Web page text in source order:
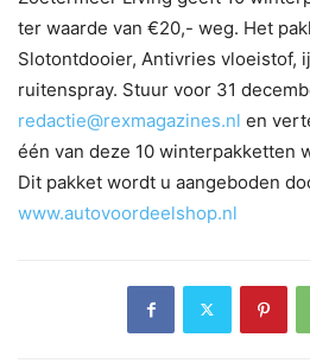
ter waarde van €20,- weg. Het
Slotontdooier, Antivries vloeistof,
ruitenspray. Stuur voor 31
redactie@rexmagazines.nl en
één van deze 10 winterpakketten
Dit pakket wordt u aangeboden
www.autovoordeelshop.nl